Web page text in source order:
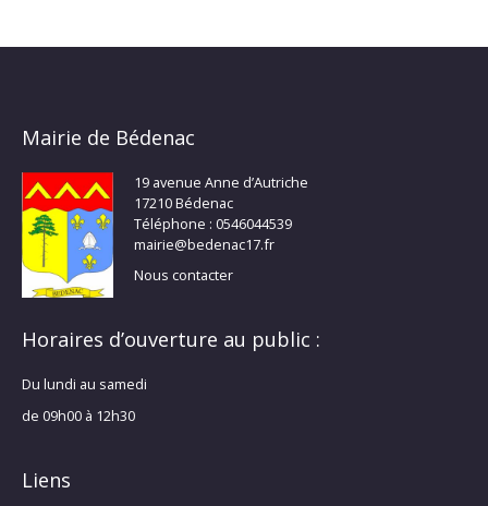
Mairie de Bédenac
19 avenue Anne d’Autriche
17210 Bédenac
Téléphone : 0546044539
mairie@bedenac17.fr
Nous contacter
Horaires d’ouverture au public :
Du lundi au samedi
de 09h00 à 12h30
Liens